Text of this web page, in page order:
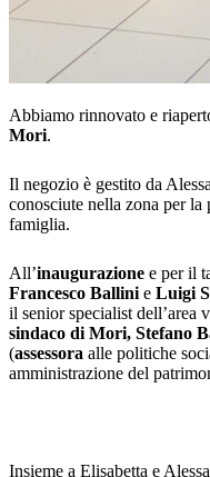
Abbiamo rinnovato e
Mori.
Il negozio è gestito da
conosciute nella zona per la
famiglia.
All’inaugurazione e per il
Francesco Ballini e Luigi
il senior specialist dell’area
sindaco di Mori, Stefano
(assessora alle politiche
amministrazione del
Insieme a Elisabetta e